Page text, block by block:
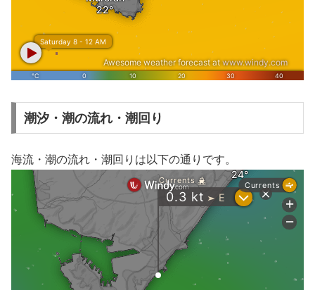
潮汐・潮の流れ・潮回り
海流・潮の流れ・潮回りは以下の通りです。